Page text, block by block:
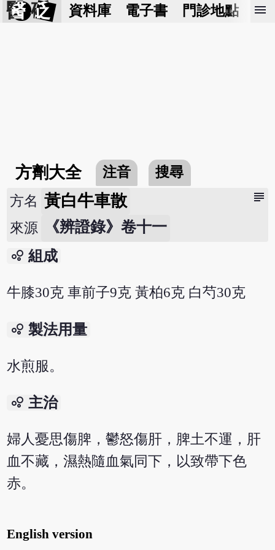
醫 砭 資料庫 電子書 門診地點 預
menu
方劑大全 注音 搜尋
subject
方名 黃白牛車散
來源 《辨證錄》卷十一
bubble_chart 組成
牛膝30克 車前子9克 黃柏6克 白芍30克
bubble_chart 製法用量
水煎服。
bubble_chart 主治
婦人憂思傷脾，鬱怒傷肝，脾土不運，肝
血不藏，濕熱隨血氣同下，以致帶下色
赤。
English version